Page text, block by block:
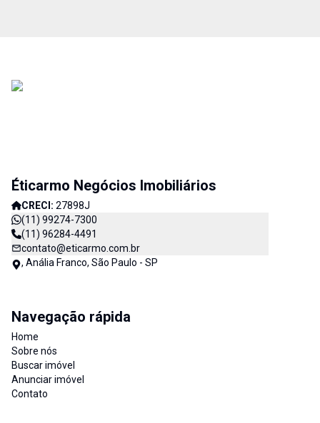
Éticarmo Negócios Imobiliários
CRECI: 27898J
(11) 99274-7300
(11) 96284-4491
contato@eticarmo.com.br
, Anália Franco, São Paulo - SP
Navegação rápida
Home
Sobre nós
Buscar imóvel
Anunciar imóvel
Contato